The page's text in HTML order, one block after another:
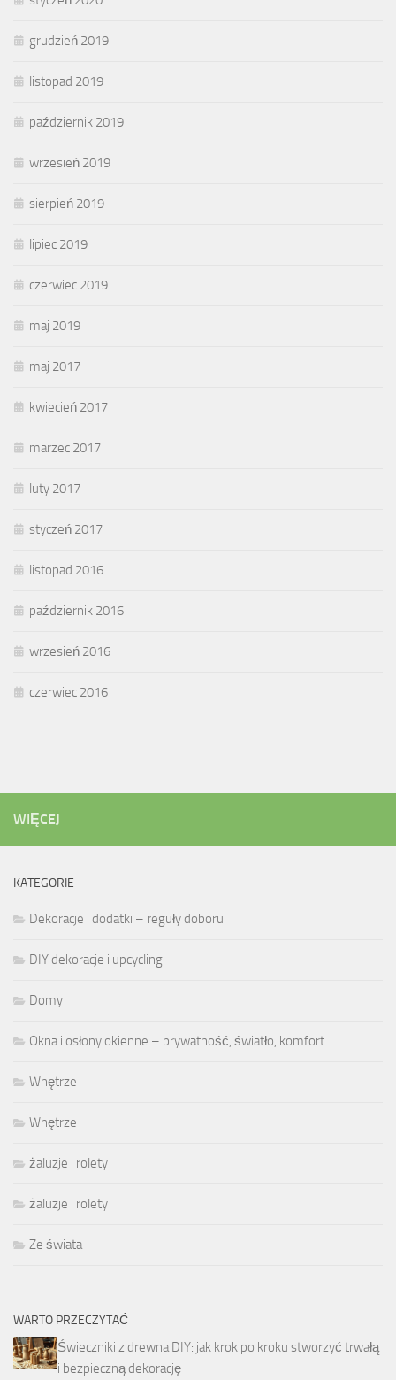
grudzień 2019
listopad 2019
październik 2019
wrzesień 2019
sierpień 2019
lipiec 2019
czerwiec 2019
maj 2019
maj 2017
kwiecień 2017
marzec 2017
luty 2017
styczeń 2017
listopad 2016
październik 2016
wrzesień 2016
czerwiec 2016
WIĘCEJ
KATEGORIE
Dekoracje i dodatki – reguły doboru
DIY dekoracje i upcycling
Domy
Okna i osłony okienne – prywatność, światło, komfort
Wnętrze
Wnętrze
żaluzje i rolety
żaluzje i rolety
Ze świata
WARTO PRZECZYTAĆ
Świeczniki z drewna DIY: jak krok po kroku stworzyć trwałą
i bezpieczną dekorację